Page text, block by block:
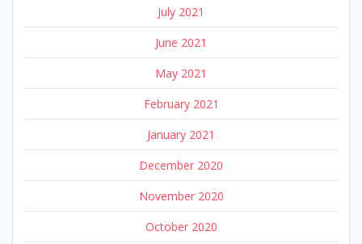
July 2021
June 2021
May 2021
February 2021
January 2021
December 2020
November 2020
October 2020